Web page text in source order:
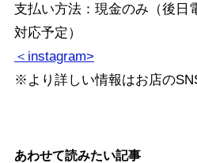
支払い方法：現金のみ（後日
対応予定）
＜instagram>
※より詳しい情報はお店の
あわせて読みたい記事